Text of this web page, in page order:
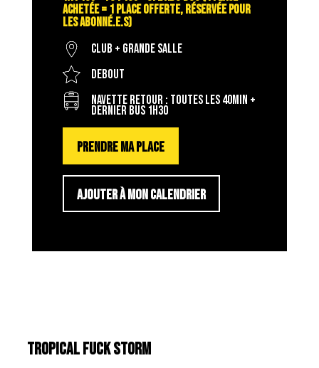
achetée = 1 place offerte, réservée pour
les abonné.e.s)
Club + Grande salle
Debout
Navette retour : toutes les 40min +
dernier bus 1h30
PRENDRE MA PLACE
AJOUTER À MON CALENDRIER
TROPICAL FUCK STORM